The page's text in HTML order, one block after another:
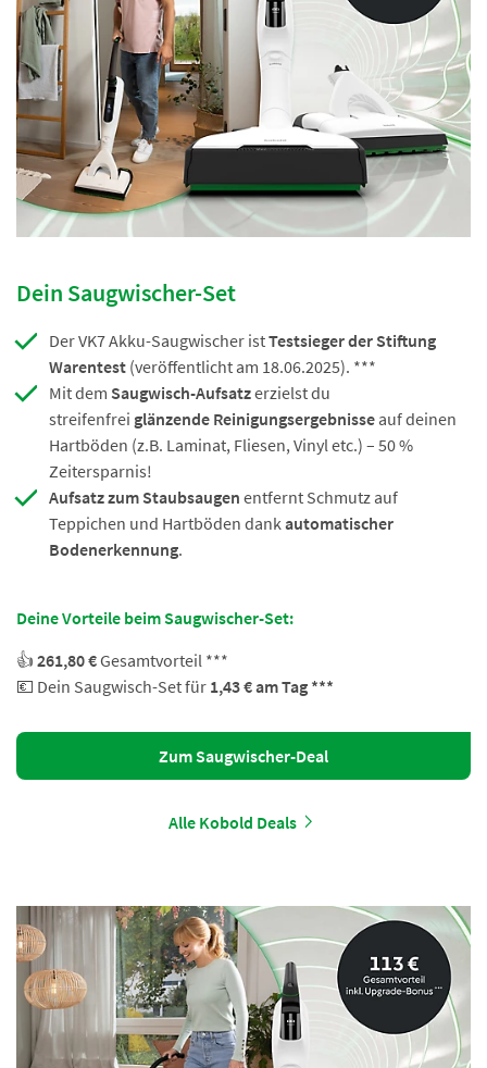
Dein Saugwischer-Set
Der VK7 Akku-Saugwischer istTestsieger der Stiftung
Warentest (veröffentlicht am 18.06.2025). ***
Mit dem Saugwisch-Aufsatzerzielst du
streifenfrei glänzende Reinigungsergebnisse auf deinen
Hartböden (z.B. Laminat, Fliesen, Vinyl etc.) – 50 %
Zeitersparnis!
Aufsatz zum Staubsaugen entfernt Schmutz auf
Teppichen und Hartböden dank automatischer
Bodenerkennung.
Deine Vorteile beim Saugwischer-Set:
👍 261,80 €Gesamtvorteil ***
💶 Dein Saugwisch-Set für 1,43 € am Tag ***
Zum Saugwischer-Deal
Alle Kobold Deals